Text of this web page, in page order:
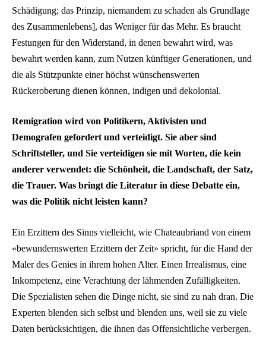
Schädigung; das Prinzip, niemandem zu schaden als Grundlage
des Zusammenlebens], das Weniger für das Mehr. Es braucht
Festungen für den Widerstand, in denen bewahrt wird, was
bewahrt werden kann, zum Nutzen künftiger Generationen, und
die als Stützpunkte einer höchst wünschenswerten
Rückeroberung dienen können, indigen und dekolonial.
Remigration wird von Politikern, Aktivisten und
Demografen gefordert und verteidigt. Sie aber sind
Schriftsteller, und Sie verteidigen sie mit Worten, die kein
anderer verwendet: die Schönheit, die Landschaft, der Satz,
die Trauer. Was bringt die Literatur in diese Debatte ein,
was die Politik nicht leisten kann?
Ein Erzittern des Sinns vielleicht, wie Chateaubriand von einem
«bewundernswerten Erzittern der Zeit» spricht, für die Hand der
Maler des Genies in ihrem hohen Alter. Einen Irrealismus, eine
Inkompetenz, eine Verachtung der lähmenden Zufälligkeiten.
Die Spezialisten sehen die Dinge nicht, sie sind zu nah dran. Die
Experten blenden sich selbst und blenden uns, weil sie zu viele
Daten berücksichtigen, die ihnen das Offensichtliche verbergen.